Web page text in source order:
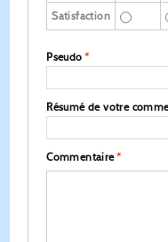
Satisfaction
*
Pseudo
Résumé de votre
*
Commentaire